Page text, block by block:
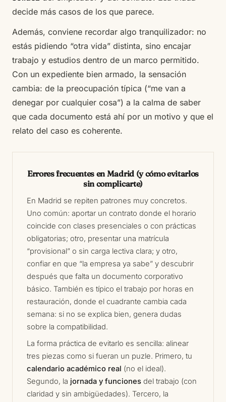
decide más casos de los que parece.
Además, conviene recordar algo tranquilizador: no
estás pidiendo “otra vida” distinta, sino encajar
trabajo y estudios dentro de un marco permitido.
Con un expediente bien armado, la sensación
cambia: de la preocupación típica (“me van a
denegar por cualquier cosa”) a la calma de saber
que cada documento está ahí por un motivo y que el
relato del caso es coherente.
Errores frecuentes en Madrid (y cómo evitarlos
sin complicarte)
En Madrid se repiten patrones muy concretos.
Uno común: aportar un contrato donde el horario
coincide con clases presenciales o con prácticas
obligatorias; otro, presentar una matrícula
“provisional” o sin carga lectiva clara; y otro,
confiar en que “la empresa ya sabe” y descubrir
después que falta un documento corporativo
básico. También es típico el trabajo por horas en
restauración, donde el cuadrante cambia cada
semana: si no se explica bien, genera dudas
sobre la compatibilidad.
La forma práctica de evitarlo es sencilla: alinear
tres piezas como si fueran un puzle. Primero, tu
calendario académico real (no el ideal).
Segundo, la jornada y funciones del trabajo (con
claridad y sin ambigüedades). Tercero, la